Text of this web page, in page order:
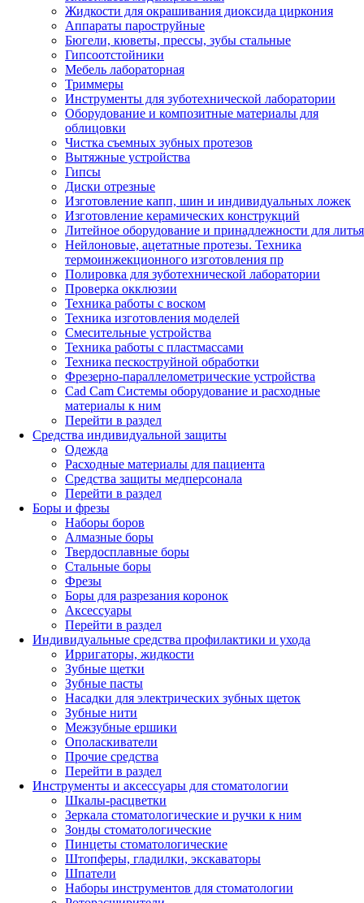
Жидкости для окрашивания диоксида циркония
Аппараты пароструйные
Бюгели, кюветы, прессы, зубы стальные
Гипсоотстойники
Мебель лабораторная
Триммеры
Инструменты для зуботехнической лаборатории
Оборудование и композитные материалы для
облицовки
Чистка съемных зубных протезов
Вытяжные устройства
Гипсы
Диски отрезные
Изготовление капп, шин и индивидуальных ложек
Изготовление керамических конструкций
Литейное оборудование и принадлежности для литья
Нейлоновые, ацетатные протезы. Техника
термоинжекционного изготовления пр
Полировка для зуботехнической лаборатории
Проверка окклюзии
Техника работы с воском
Техника изготовления моделей
Смесительные устройства
Техника работы с пластмассами
Техника пескоструйной обработки
Фрезерно-параллелометрические устройства
Cad Cam Системы оборудование и расходные
материалы к ним
Перейти в раздел
Средства индивидуальной защиты
Одежда
Расходные материалы для пациента
Средства защиты медперсонала
Перейти в раздел
Боры и фрезы
Наборы боров
Алмазные боры
Твердосплавные боры
Стальные боры
Фрезы
Боры для разрезания коронок
Аксессуары
Перейти в раздел
Индивидуальные средства профилактики и ухода
Ирригаторы, жидкости
Зубные щетки
Зубные пасты
Насадки для электрических зубных щеток
Зубные нити
Межзубные ершики
Ополаскиватели
Прочие средства
Перейти в раздел
Инструменты и аксессуары для стоматологии
Шкалы-расцветки
Зеркала стоматологические и ручки к ним
Зонды стоматологические
Пинцеты стоматологические
Штопферы, гладилки, экскаваторы
Шпатели
Наборы инструментов для стоматологии